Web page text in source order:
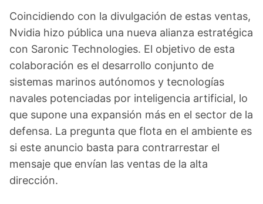
Coincidiendo con la divulgación de estas ventas,
Nvidia hizo pública una nueva alianza estratégica
con Saronic Technologies. El objetivo de esta
colaboración es el desarrollo conjunto de
sistemas marinos autónomos y tecnologías
navales potenciadas por inteligencia artificial, lo
que supone una expansión más en el sector de la
defensa. La pregunta que flota en el ambiente es
si este anuncio basta para contrarrestar el
mensaje que envían las ventas de la alta
dirección.